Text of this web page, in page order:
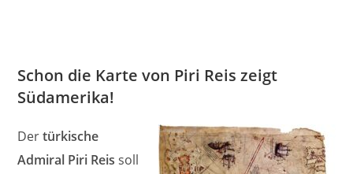
Schon die Karte von Piri Reis zeigt
Südamerika!
Dertürkische
Admiral Piri Reis soll